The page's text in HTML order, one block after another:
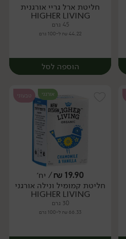
יח׳
חליטת ארל גריי אורגנית
HIGHER LIVING
45 גרם
44.22 ₪ ל-100 גרם
הוספה לסל
יח׳
אורגני טבעוני
19.90
₪/ יח׳
חליטת קמומיל ונילה אורגני
HIGHER LIVING
30 גרם
66.33 ₪ ל-100 גרם